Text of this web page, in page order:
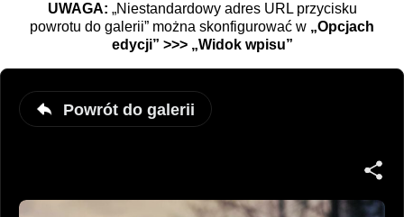
UWAGA: „Niestandardowy adres URL przycisku
powrotu do galerii” można skonfigurować w „Opcjach
edycji” >>> „Widok wpisu”
Powrót do galerii